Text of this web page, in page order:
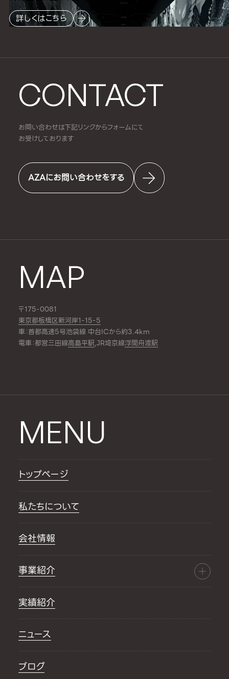
CONTACT
お問い合わせは下記リンクからフォームにて
お受けしております
AZAにお問い合わせをする
MAP
〒175-0081
東京都板橋区新河岸1-15-5
車：首都高速5号池袋線 中台ICから約3.4km
電車：都営三田線高島平駅,JR埼京線浮間舟渡駅
詳しくはこちら
MENU
トップページ
私たちについて
会社情報
事業紹介
実績紹介
ニュース
ブログ